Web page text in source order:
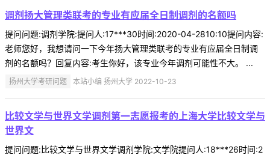
调剂扬大管理类联考的专业有应届全日制调剂的名额吗
提问问题:调剂学院:提问人:17***30时间:2020-04-2810:10提问内容:
老师您好，我想请问一下今年扬大管理类联考的专业有应届全日制调
剂的名额吗？回复内容:考生你好，该专业今年调剂可能性不大。 ...
扬州大学考研问题 本站小编 扬州大学 2022-10-23
比较文学与世界文学调剂第一志愿报考的上海大学比较文学与
世界文
提问问题:比较文学与世界文学调剂学院:文学院提问人:18***26时间:2